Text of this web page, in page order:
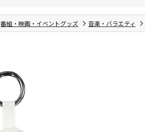
番組・映画・イベントグッズ 音楽・バラエティ